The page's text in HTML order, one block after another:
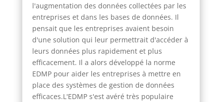
l'augmentation des données collectées par les
entreprises et dans les bases de données. Il
pensait que les entreprises avaient besoin
d'une solution qui leur permettrait d'accéder à
leurs données plus rapidement et plus
efficacement. Il a alors développé la norme
EDMP pour aider les entreprises à mettre en
place des systèmes de gestion de données
efficaces.L'EDMP s'est avéré très populaire